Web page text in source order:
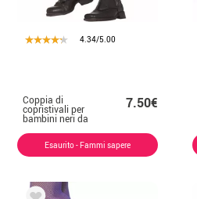
4.34/5.00
Coppia di
copristivali per
bambini neri da
7.50€
Esaurito - Fammi sapere